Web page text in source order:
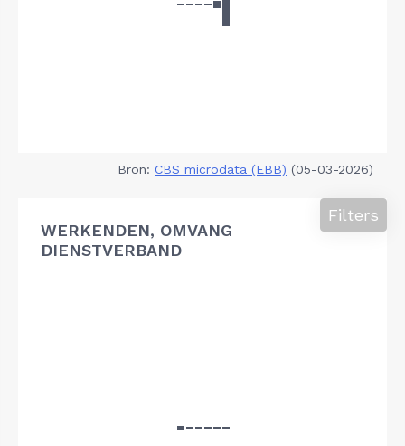
Bron: CBS microdata (EBB) (05-03-2026)
WERKENDEN, OMVANG
DIENSTVERBAND
Filters